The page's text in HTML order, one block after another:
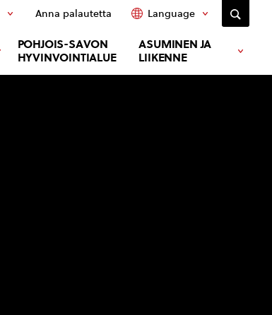
POHJOIS-SAVON
HYVINVOINTIALUE
ASUMINEN JA
LIIKENNE
Anna palautetta Language